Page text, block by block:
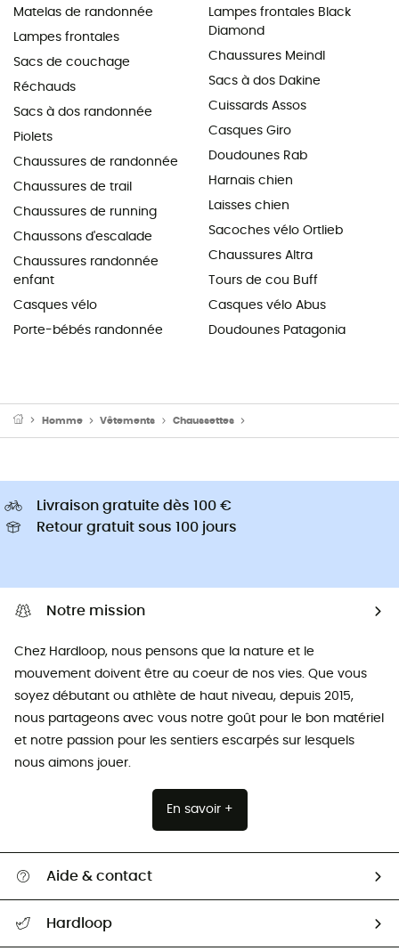
Matelas de randonnée
Lampes frontales
Sacs de couchage
Réchauds
Sacs à dos randonnée
Piolets
Chaussures de randonnée
Chaussures de trail
Chaussures de running
Chaussons d'escalade
Chaussures randonnée
enfant
Casques vélo
Porte-bébés randonnée
Lampes frontales Black
Diamond
Chaussures Meindl
Sacs à dos Dakine
Cuissards Assos
Casques Giro
Doudounes Rab
Harnais chien
Laisses chien
Sacoches vélo Ortlieb
Chaussures Altra
Tours de cou Buff
Casques vélo Abus
Doudounes Patagonia
Homme Vêtements Chaussettes
Livraison gratuite dès 100 €
Retour gratuit sous 100 jours
Notre mission
Chez Hardloop, nous pensons que la nature et le
mouvement doivent être au coeur de nos vies. Que vous
soyez débutant ou athlète de haut niveau, depuis 2015,
nous partageons avec vous notre goût pour le bon matériel
et notre passion pour les sentiers escarpés sur lesquels
nous aimons jouer.
En savoir +
Aide & contact
Retour & remboursement
Hardloop